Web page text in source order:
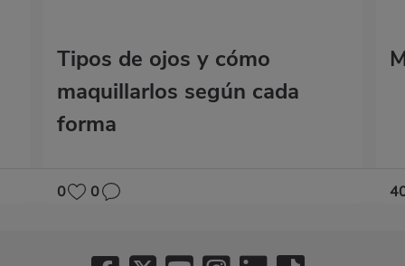
Tipos de ojos y cómo
maquillarlos según cada
forma
0 0